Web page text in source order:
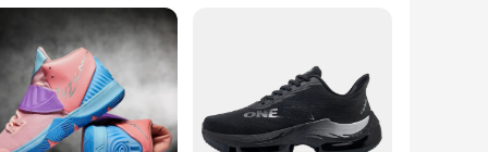
leather and breathable mesh upper offer a snug fit that
by a bold, eye-catching color palette that
are engineered to enhance your performance,